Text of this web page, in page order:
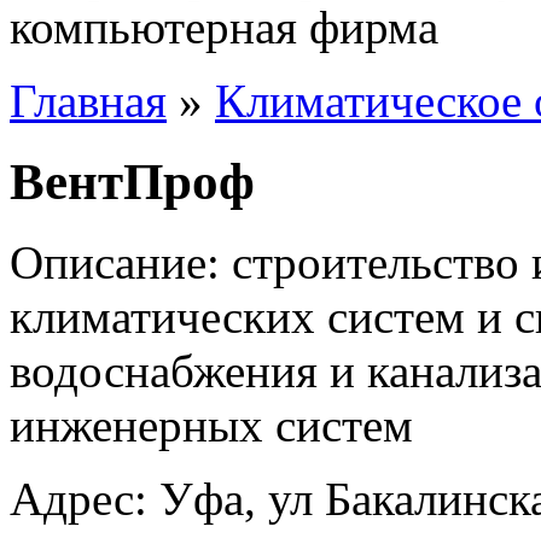
компьютерная фирма
Главная » Климатическое
ВентПроф
Описание:
климатических систем и
водоснабжения и
инженерных систем
Адрес: Уфа, ул